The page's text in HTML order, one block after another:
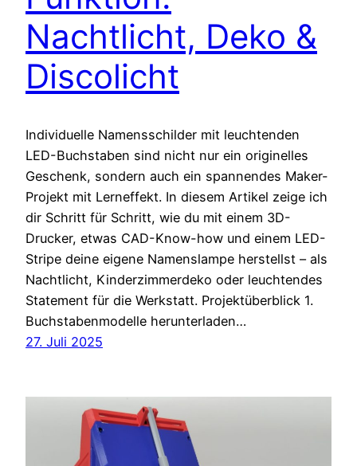
Nachtlicht, Deko &
Discolicht
Individuelle Namensschilder mit leuchtenden
LED-Buchstaben sind nicht nur ein originelles
Geschenk, sondern auch ein spannendes Maker-
Projekt mit Lerneffekt. In diesem Artikel zeige ich
dir Schritt für Schritt, wie du mit einem 3D-
Drucker, etwas CAD-Know-how und einem LED-
Stripe deine eigene Namenslampe herstellst – als
Nachtlicht, Kinderzimmerdeko oder leuchtendes
Statement für die Werkstatt. Projektüberblick 1.
Buchstabenmodelle herunterladen…
27. Juli 2025